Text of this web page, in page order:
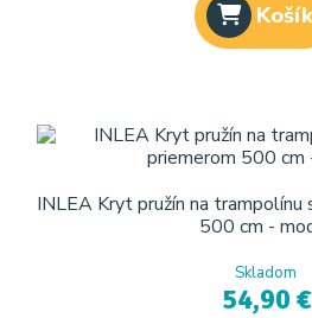
Košík
INLEA Kryt pružín na trampolínu
500 cm -
Skladom
54,90 €